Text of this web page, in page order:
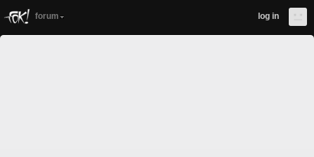
forum log in